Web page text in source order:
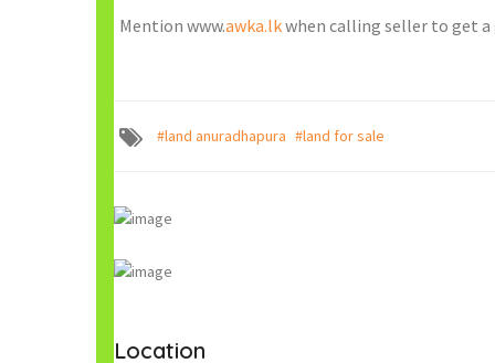
Mention www.awka.lkwhen calling seller to get a
#land anuradhapura #land for sale
Location